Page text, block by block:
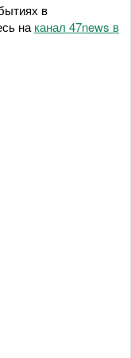
в
на канал 47news в